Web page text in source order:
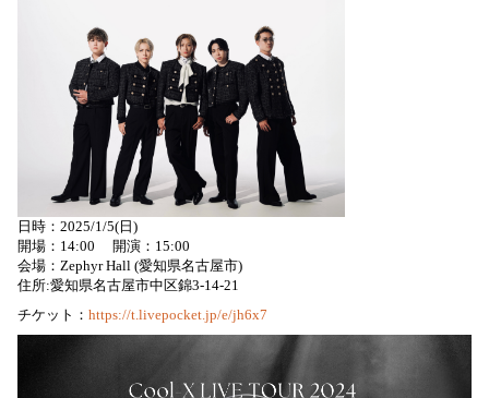
日時：2025/1/5(日)
開場：14:00 開演：15:00
会場：Zephyr Hall (愛知県名古屋市)
住所:愛知県名古屋市中区錦3-14-21
チケット： https://t.livepocket.jp/e/jh6x7